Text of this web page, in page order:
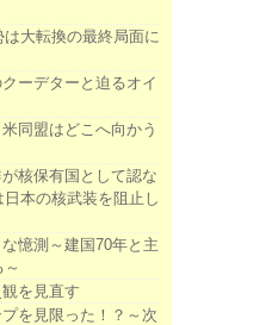
大転換の最終局面に
ーデターと迫るオイ
同盟はどこへ向かう
核保有国として認な
本の核武装を阻止し
憶測～建国70年と主
を見直す
を見限った！？～次